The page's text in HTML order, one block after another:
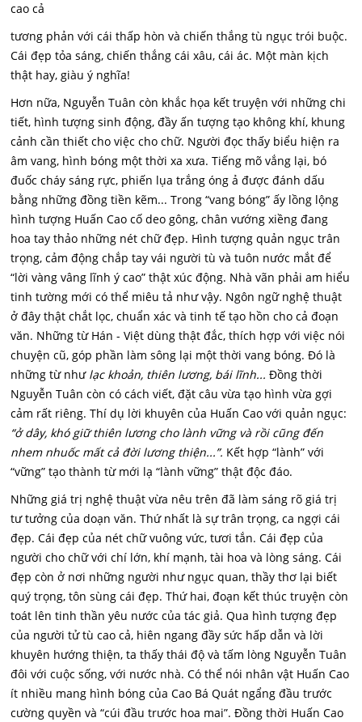
cao cả
tương phản với cái thấp hòn và chiến thắng tù ngục trói buộc.
Cái đẹp tỏa sáng, chiến thắng cái xâu, cái ác. Một màn kịch
thật hay, giàu ý nghĩa!
Hơn nữa, Nguyễn Tuân còn khắc họa kết truyện với những chi
tiết, hình tượng sinh động, đầy ấn tượng tạo không khí, khung
cảnh cần thiết cho việc cho chữ. Người đọc thấy biểu hiện ra
âm vang, hình bóng một thời xa xưa. Tiếng mõ vắng lại, bó
đuốc cháy sáng rực, phiến lụa trắng óng ả được đánh dấu
bằng những đồng tiền kẽm... Trong “vang bóng” ấy lồng lộng
hình tượng Huấn Cao cố deo gông, chân vướng xiềng đang
hoa tay thảo những nét chữ đẹp. Hình tượng quản ngục trân
trọng, cảm động chắp tay vái người tù và tuôn nước mắt để
“lời vàng vâng lĩnh ý cao” thật xúc động. Nhà vãn phải am hiểu
tinh tường mới có thể miêu tả như vậy. Ngôn ngữ nghệ thuật
ở đây thật chắt lọc, chuẩn xác và tinh tế tạo hồn cho cả đoạn
văn. Những từ Hán - Việt dùng thật đắc, thích hợp với việc nói
chuyện cũ, góp phần làm sông lại một thời vang bóng. Đó là
những từ như lạc khoản, thiên lương, bái lĩnh... Đồng thời
Nguyễn Tuân còn có cách viết, đặt câu vừa tạo hình vừa gợi
cảm rất riêng. Thí dụ lời khuyên của Huấn Cao với quản ngục:
“ở dây, khó giữ thiên lương cho lành vững và rồi cũng đến
nhem nhuốc mất cả đời lương thiện...”. Kết hợp “lành” với
“vững” tạo thành từ mới lạ “lành vững” thật độc đáo.
Những giá trị nghệ thuật vừa nêu trên đã làm sáng rõ giá trị
tư tưởng của doạn văn. Thứ nhất là sự trân trọng, ca ngợi cái
đẹp. Cái đẹp của nét chữ vuông vức, tươi tắn. Cái đẹp của
người cho chữ với chí lớn, khí mạnh, tài hoa và lòng sáng. Cái
đẹp còn ở nơi những người như ngục quan, thầy thơ lại biết
quý trọng, tôn sùng cái đẹp. Thứ hai, đoạn kết thúc truyện còn
toát lên tinh thần yêu nước của tác giả. Qua hình tượng đẹp
của người tử tù cao cả, hiên ngang đầy sức hấp dẫn và lời
khuyên hướng thiện, ta thấy thái độ và tấm lòng Nguyễn Tuân
đôi với cuộc sống, với nước nhà. Có thể nói nhân vật Huấn Cao
ít nhiều mang hình bóng của Cao Bá Quát ngẩng đầu trước
cường quyền và “cúi đầu trước hoa mai”. Đồng thời Huấn Cao